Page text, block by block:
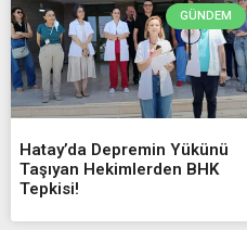
GÜNDEM
Hatay’da Depremin Yükünü
Taşıyan Hekimlerden BHK
Tepkisi!